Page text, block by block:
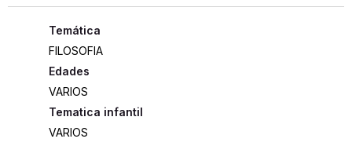
FILOSOFIA
Edades
VARIOS
Tematica infantil
VARIOS